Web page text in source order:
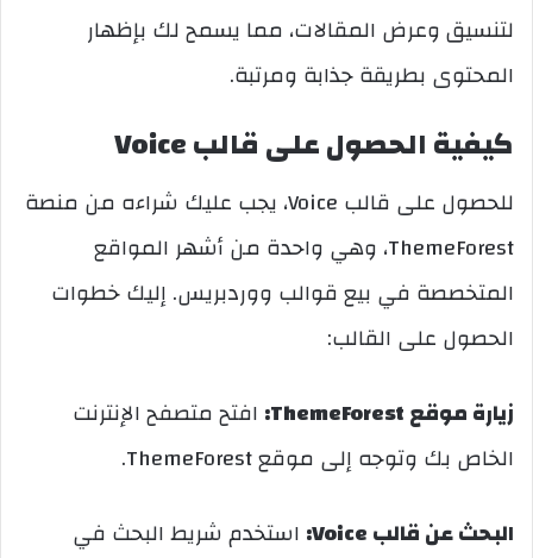
لتنسيق وعرض المقالات، مما يسمح لك بإظهار
المحتوى بطريقة جذابة ومرتبة.
كيفية الحصول على قالب Voice
للحصول على قالب Voice، يجب عليك شراءه من منصة
ThemeForest، وهي واحدة من أشهر المواقع
المتخصصة في بيع قوالب ووردبريس. إليك خطوات
الحصول على القالب:
زيارة موقع ThemeForest:
افتح متصفح الإنترنت
الخاص بك وتوجه إلى موقع ThemeForest.
البحث عن قالب Voice:
استخدم شريط البحث في